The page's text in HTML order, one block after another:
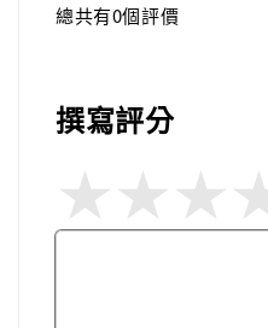
總共有0個評價
撰寫評分